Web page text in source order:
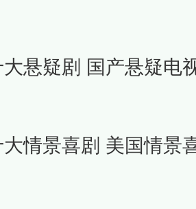
悬疑剧 国产悬疑电
情景喜剧 美国情景